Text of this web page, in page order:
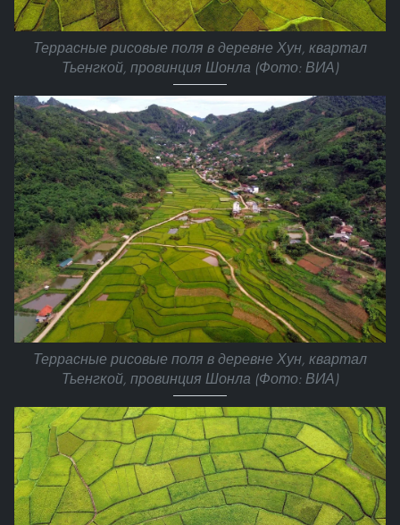
Террасные рисовые поля в деревне Хун, квартал
Тьенгкой, провинция Шонла (Фото: ВИА)
Террасные рисовые поля в деревне Хун, квартал
Тьенгкой, провинция Шонла (Фото: ВИА)